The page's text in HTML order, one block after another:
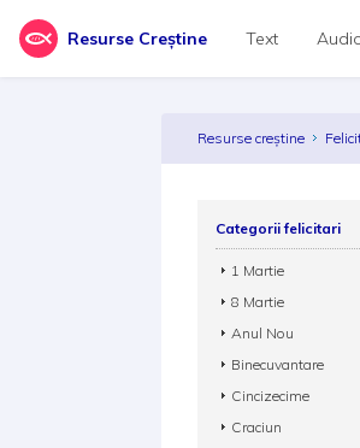
Resurse Creștine Text
Resurse creștine
Categorii felicitari
1 Martie
8 Martie
Anul Nou
Binecuvantare
Cincizecime
Craciun